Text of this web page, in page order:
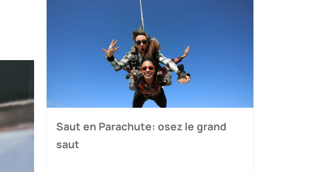
Saut en Parachute: osez le grand
saut